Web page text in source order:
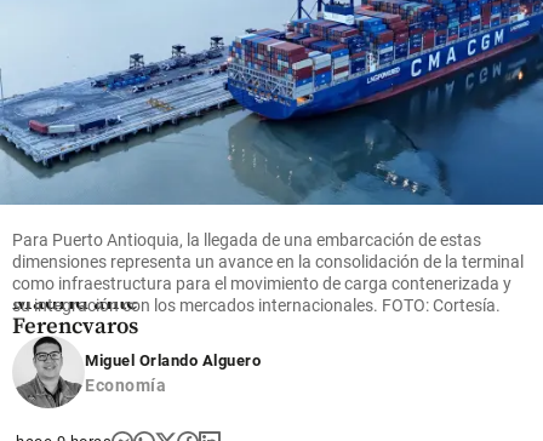
Fútbol
Video |
Vinícius
volvió y
Bernardo
Silva
debutó: vea
los goles del
Real
Madrid ante
Ferencvaros
share
Para Puerto Antioquia, la llegada de una embarcación de estas
dimensiones representa un avance en la consolidación de la terminal
como infraestructura para el movimiento de carga contenerizada y
su integración con los mercados internacionales. FOTO: Cortesía.
Miguel Orlando Alguero
Economía